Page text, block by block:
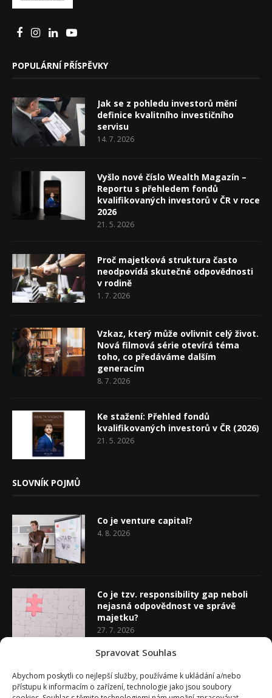
Spravovat Souhlas
Abychom poskytli co nejlepší služby, používáme k ukládání a/nebo
přístupu k informacím o zařízení, technologie jako jsou soubory
POPULÁRNÍ PŘÍSPĚVKY
Jak se z pohledu investorů mění
definice kvalitního investičního
servisu
14. 7. 2026
Vyšlo nové číslo Wealth Magazín –
Reportu s přehledem fondů
kvalifikovaných investorů v ČR v roce
2026
21. 5. 2026
Proč majetková struktura často
neodpovídá skutečné odpovědnosti
v rodině
1. 7. 2026
Vzkaz, který může ovlivnit celý život.
Nová filmová série otevírá téma
toho, co předáváme dalším
generacím
8. 7. 2026
Ke stažení: Přehled fondů
kvalifikovaných investorů v ČR (2026)
21. 5. 2026
SLOVNÍK POJMŮ
Co je venture capital?
4. 8. 2026
Co je tzv. responsibility gap neboli
nejasná odpovědnost ve správě
majetku?
27. 7. 2026
20. 7. 2026